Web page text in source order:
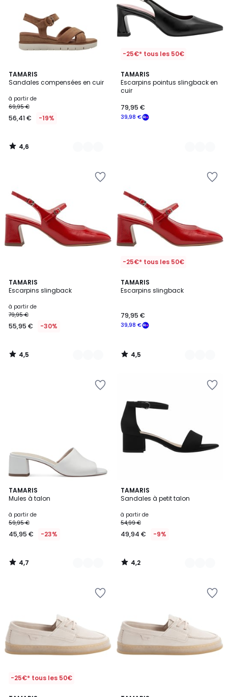
TAMARIS
Sandales compensées en cuir
à partir de
69,95 €
56,41 € -19%
4,6
/ 5
4
Couleurs
4,6
/
-25€* tous les 50€
TAMARIS
Escarpins pointus slingback en
cuir
39,98 €
79,95 €
2
Couleurs
TAMARIS
Escarpins slingback
à partir de
79,95 €
55,95 € -30%
4,5
/ 5
2
Couleurs
4,5
/
-25€* tous les 50€
TAMARIS
Escarpins slingback
39,98 €
79,95 €
4,5
/ 5
2
Couleurs
4,5
/
TAMARIS
Mules à talon
à partir de
59,95 €
45,95 € -23%
4,7
/ 5
5
Couleurs
4,7
/
TAMARIS
Sandales à petit talon
à partir de
54,99 €
49,94 € -9%
4,2
/ 5
2
Couleurs
4,2
/
-25€* tous les 50€